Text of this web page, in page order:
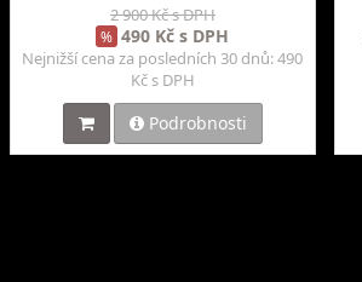
2 900 Kč s DPH
% 490 Kč s DPH
Nejnižší cena za posledních 30 dnů: 490
Kč s DPH
Podrobnosti